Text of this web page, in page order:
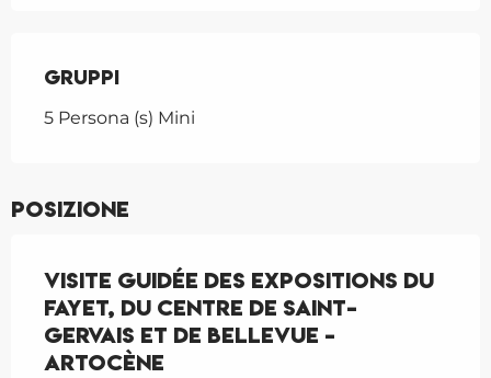
Gruppi
Gruppi
5 Persona (s) Mini
Posizione
Visite guidée des expositions du
Fayet, du centre de Saint-
Gervais et de Bellevue -
Artocène